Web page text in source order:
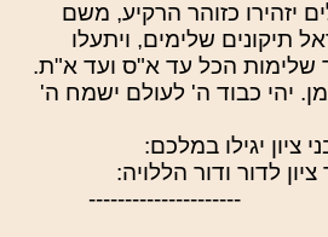
יזהירו כזוהר הרקיע, משם
תיקונים שלימים, ויתעלו
שלימות הכל עד א"ס ועד א"ת.
יהי כבוד ה' לעולם ישמח ה'
ציון יגילו במלכם:
לדור ודור הללויה: